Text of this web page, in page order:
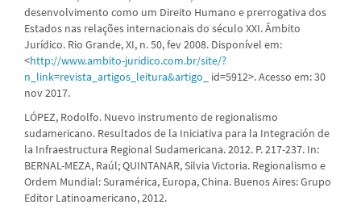
desenvolvimento como um Direito Humano e prerrogativa dos
Estados nas relações internacionais do século XXI. Âmbito
Jurídico. Rio Grande, XI, n. 50, fev 2008. Disponível em:
<http://www.ambito-juridico.com.br/site/?
n_link=revista_artigos_leitura&artigo_
id=5912>. Acesso em: 30
nov 2017.
LÓPEZ, Rodolfo. Nuevo instrumento de regionalismo
sudamericano. Resultados de la Iniciativa para la Integración de
la Infraestructura Regional Sudamericana. 2012. P. 217-237. In:
BERNAL-MEZA, Raúl; QUINTANAR, Silvia Victoria. Regionalismo e
Ordem Mundial: Suramérica, Europa, China. Buenos Aires: Grupo
Editor Latinoamericano, 2012.